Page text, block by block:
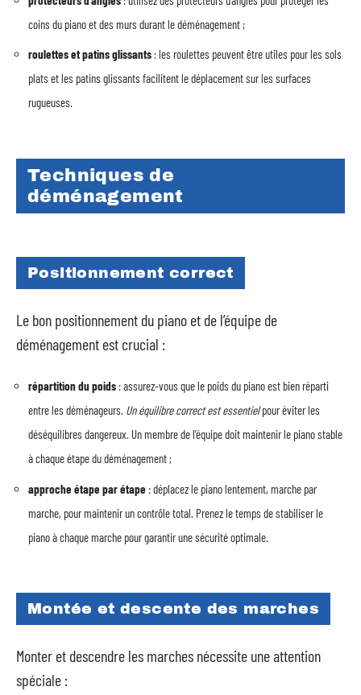
coins du piano et des murs durant le déménagement ;
roulettes et patins glissants : les roulettes peuvent être utiles pour les sols
plats et les patins glissants facilitent le déplacement sur les surfaces
rugueuses.
Techniques de
déménagement
Positionnement correct
Le bon positionnement du piano et de l’équipe de
déménagement est crucial :
répartition du poids : assurez-vous que le poids du piano est bien réparti
entre les déménageurs. Un équilibre correct est essentielpour éviter les
déséquilibres dangereux. Un membre de l’équipe doit maintenir le piano stable
à chaque étape du déménagement ;
approche étape par étape : déplacez le piano lentement, marche par
marche, pour maintenir un contrôle total. Prenez le temps de stabiliser le
piano à chaque marche pour garantir une sécurité optimale.
Montée et descente des marches
Monter et descendre les marches nécessite une attention
spéciale :